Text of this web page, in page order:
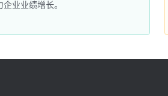
企业业绩增长。